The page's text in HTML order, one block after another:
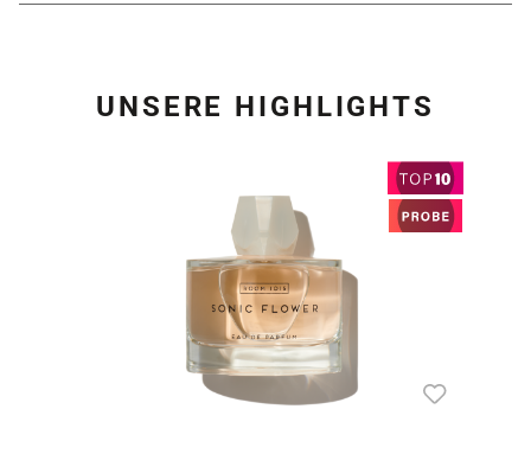
UNSERE HIGHLIGHTS